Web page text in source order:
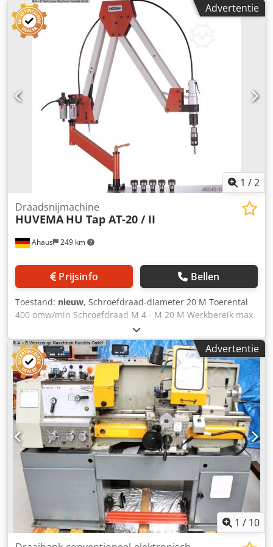
met enorme tijdsbesparing! • Vooraf ingestelde
precisiestops 0°, 45° en 60° links en 45° rechts •
Vervangbare werktafel • Hydraulische bankschroef,
zijwaarts naar links en rechts verplaatsbaar • Verstelbare
lengteaanslag 500 mm voor sneden van dezelfde lengte •
Het neerlaten van de zaagarm wordt continu geregeld
door een hydraulische cyclus, na het zagen beweegt de
arm automatisch weer omhoog en gaat de bankschroef
open • Koelsysteem • Spaanborstel • Draaibaar
bedieningspaneel • Elektrische veiligheidsschakelaar voor
bladspanning en zaagbladafdekking Dcjdpovyidmofx
Aanok • Noodstopschakelaar • CE-conform Siegfried Volz
Werktuigmachines Rüschebrinkstr. 151-153 D - 44143
Advertentie
1 /2
Ahaus 249 km
Draadsnijmachine
HUVEMA HU Tap AT-20 / II
Prijsinfo Bellen
Toestand: nieuw, Schroefdraad-diameter 20 M Toerental
400 omw/min Schroefdraad M 4 - M 20 M Werkbereik max.
1900 mm Werkbereik min. 200 mm Beschrijving: De AT-
modellen hebben een radius tot 1900 mm en bieden door
hun constructie een flexibel werkbereik. Geschikt voor
professioneel gebruik. Eenvoudig te monteren op een
werkblad. Uitrusting: - Inclusief 7 draadsnij-inzetstukken
•M3 20111812 DIN 371 19 Djdoxaaa Ijpfx Aaneck •M6
20111823 DIN 371 31 •M8 20111824 DIN 371 31 •M10
20111826 DIN 371 31 •M12 20111827 DIN 376 31 •M16
20111829 DIN 376 31 •M20 20111831 DIN 376 31 -
Regelventiel met smering - Inclusief persluchtmotor -
Adapteraansluiting maat 2 - Snijkop kan 90° verticaal naar
beneden kantelen - Snijkop is gelagerd, 360° draaibaar -
Handleiding in het Duits * zonder de ponstafel volgens
afbeelding.
Advertentie
1 / 10